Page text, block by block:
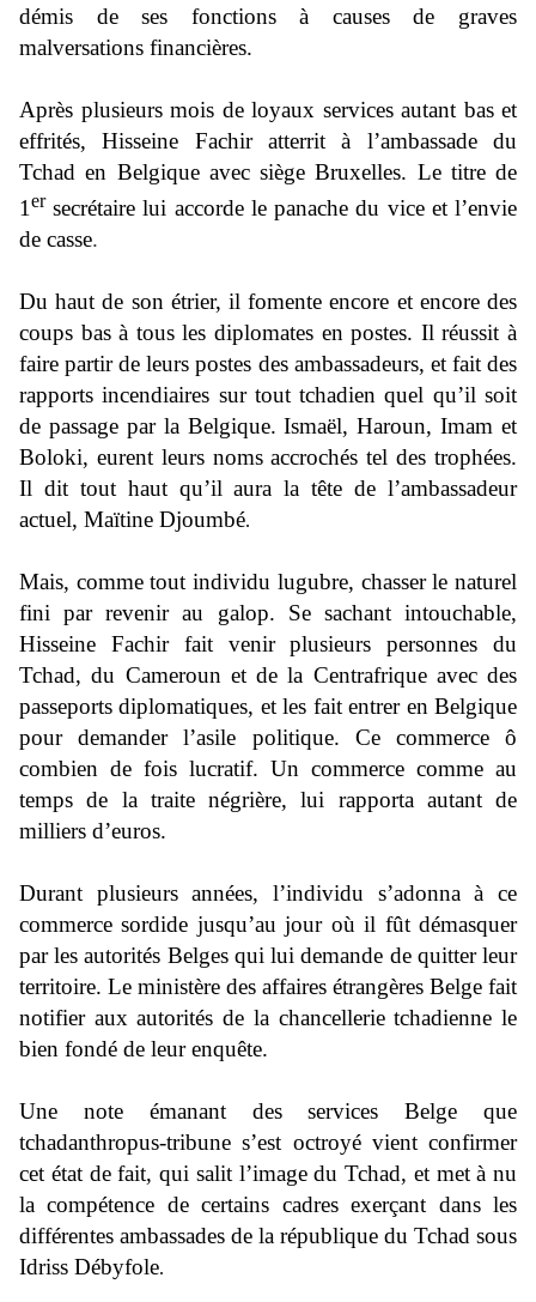
démis de ses fonctions à causes de graves
malversations financières.
Après plusieurs mois de loyaux services autant bas et
effrités, Hisseine Fachir atterrit à l’ambassade du
Tchad en Belgique avec siège Bruxelles. Le titre de
1ersecrétaire lui accorde le panache du vice et l’envie
de casse.
Du haut de son étrier, il fomente encore et encore des
coups bas à tous les diplomates en postes. Il réussit à
faire partir de leurs postes des ambassadeurs, et fait des
rapports incendiaires sur tout tchadien quel qu’il soit
de passage par la Belgique. Ismaël, Haroun, Imam et
Boloki, eurent leurs noms accrochés tel des trophées.
Il dit tout haut qu’il aura la tête de l’ambassadeur
actuel, Maïtine Djoumbé.
Mais, comme tout individu lugubre, chasser le naturel
fini par revenir au galop. Se sachant intouchable,
Hisseine Fachir fait venir plusieurs personnes du
Tchad, du Cameroun et de la Centrafrique avec des
passeports diplomatiques, et les fait entrer en Belgique
pour demander l’asile politique. Ce commerce ô
combien de fois lucratif. Un commerce comme au
temps de la traite négrière, lui rapporta autant de
milliers d’euros.
Durant plusieurs années, l’individu s’adonna à ce
commerce sordide jusqu’au jour où il fût démasquer
par les autorités Belges qui lui demande de quitter leur
territoire. Le ministère des affaires étrangères Belge fait
notifier aux autorités de la chancellerie tchadienne le
bien fondé de leur enquête.
Une note émanant des services Belge que
tchadanthropus-tribune s’est octroyé vient confirmer
cet état de fait, qui salit l’image du Tchad, et met à nu
la compétence de certains cadres exerçant dans les
différentes ambassades de la république du Tchad sous
Idriss Débyfole.